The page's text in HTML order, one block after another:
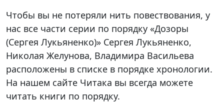
Чтобы вы не потеряли нить повествования, у
нас все части серии по порядку «Дозоры
(Сергея Лукьяненко)» Сергея Лукьяненко,
Николая Желунова, Владимира Васильева
расположены в списке в порядке хронологии.
На нашем сайте Читака вы всегда можете
читать книги по порядку.